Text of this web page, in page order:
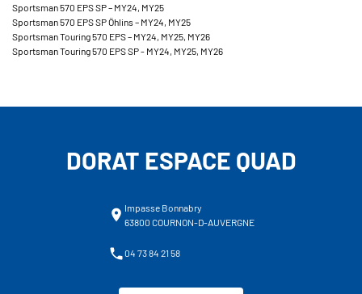
Sportsman 570 EPS SP – MY24, MY25
Sportsman 570 EPS SP Öhlins – MY24, MY25
Sportsman Touring 570 EPS – MY24, MY25, MY26
Sportsman Touring 570 EPS SP - MY24, MY25, MY26
DORAT ESPACE QUAD
Impasse Bonnabry
63800 COURNON-D-AUVERGNE
04 73 84 21 58